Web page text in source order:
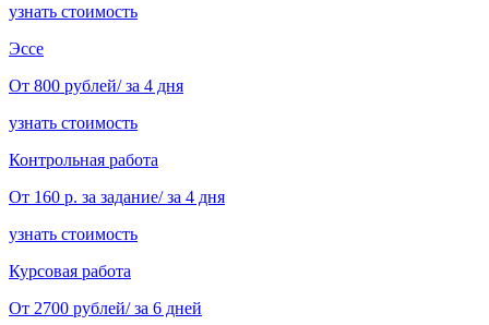
узнать стоимость
Эссе
От 800 рублей/ за 4 дня
узнать стоимость
Контрольная работа
От 160 р. за задание/ за 4 дня
узнать стоимость
Курсовая работа
От 2700 рублей/ за 6 дней